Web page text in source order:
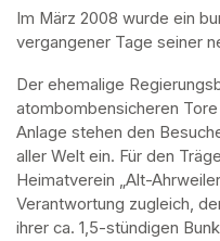
Im März 2008 wurde ein
vergangener Tage seiner
Der ehemalige
atombombensicheren
Anlage stehen den
aller Welt ein. Für den
Heimatverein „Alt-
Verantwortung zugleich,
ihrer ca. 1,5-stündigen